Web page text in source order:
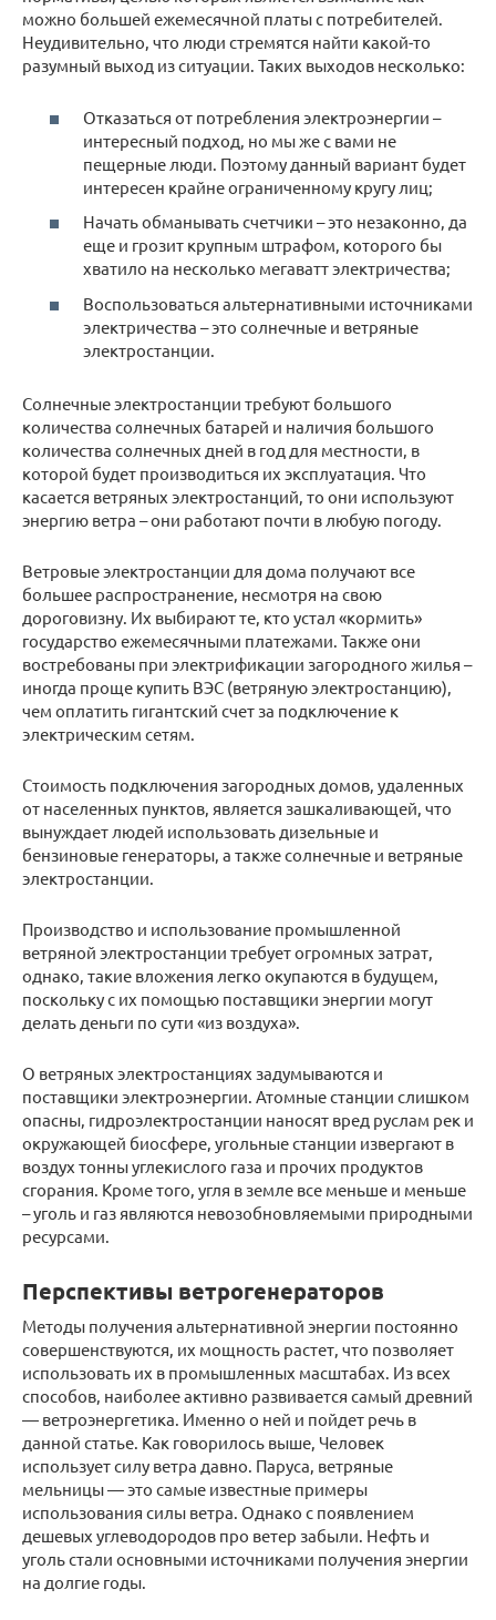
можно большей ежемесячной платы с потребителей.
Неудивительно, что люди стремятся найти какой-то
разумный выход из ситуации. Таких выходов несколько:
Отказаться от потребления электроэнергии –
интересный подход, но мы же с вами не
пещерные люди. Поэтому данный вариант будет
интересен крайне ограниченному кругу лиц;
Начать обманывать счетчики – это незаконно, да
еще и грозит крупным штрафом, которого бы
хватило на несколько мегаватт электричества;
Воспользоваться альтернативными источниками
электричества – это солнечные и ветряные
электростанции.
Солнечные электростанции требуют большого
количества солнечных батарей и наличия большого
количества солнечных дней в год для местности, в
которой будет производиться их эксплуатация. Что
касается ветряных электростанций, то они используют
энергию ветра – они работают почти в любую погоду.
Ветровые электростанции для дома получают все
большее распространение, несмотря на свою
дороговизну. Их выбирают те, кто устал «кормить»
государство ежемесячными платежами. Также они
востребованы при электрификации загородного жилья –
иногда проще купить ВЭС (ветряную электростанцию),
чем оплатить гигантский счет за подключение к
электрическим сетям.
Стоимость подключения загородных домов, удаленных
от населенных пунктов, является зашкаливающей, что
вынуждает людей использовать дизельные и
бензиновые генераторы, а также солнечные и ветряные
электростанции.
Производство и использование промышленной
ветряной электростанции требует огромных затрат,
однако, такие вложения легко окупаются в будущем,
поскольку с их помощью поставщики энергии могут
делать деньги по сути «из воздуха».
О ветряных электростанциях задумываются и
поставщики электроэнергии. Атомные станции слишком
опасны, гидроэлектростанции наносят вред руслам рек и
окружающей биосфере, угольные станции извергают в
воздух тонны углекислого газа и прочих продуктов
сгорания. Кроме того, угля в земле все меньше и меньше
– уголь и газ являются невозобновляемыми природными
ресурсами.
Перспективы ветрогенераторов
Методы получения альтернативной энергии постоянно
совершенствуются, их мощность растет, что позволяет
использовать их в промышленных масштабах. Из всех
способов, наиболее активно развивается самый древний
— ветроэнергетика. Именно о ней и пойдет речь в
данной статье. Как говорилось выше, Человек
использует силу ветра давно. Паруса, ветряные
мельницы — это самые известные примеры
использования силы ветра. Однако с появлением
дешевых углеводородов про ветер забыли. Нефть и
уголь стали основными источниками получения энергии
на долгие годы.